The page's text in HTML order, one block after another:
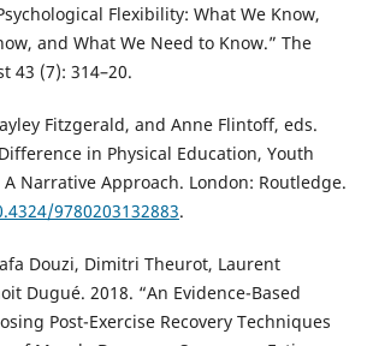
Flexibility: What We Know,
and What We Need to Know.” The
43 (7): 314–20.
Fitzgerald, and Anne Flintoff, eds.
in Physical Education, Youth
Narrative Approach. London: Routledge.
9780203132883.
Douzi, Dimitri Theurot, Laurent
Dugué. 2018. “An Evidence-Based
Post-Exercise Recovery Techniques